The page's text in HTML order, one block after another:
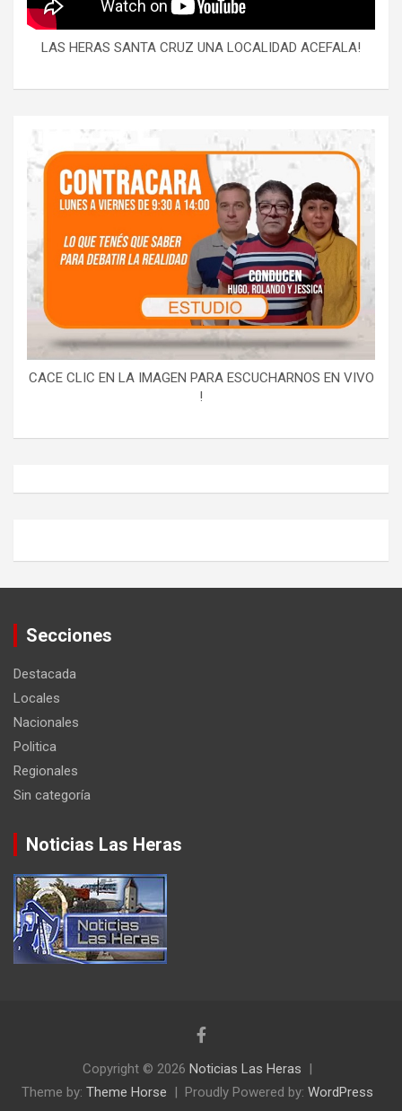
LAS HERAS SANTA CRUZ UNA LOCALIDAD ACEFALA!
CACE CLIC EN LA IMAGEN PARA ESCUCHARNOS EN VIVO
!
Secciones
Destacada
Locales
Nacionales
Politica
Regionales
Sin categoría
Noticias Las Heras
Copyright © 2026 Noticias Las Heras
Theme by: Theme Horse Proudly Powered by: WordPress